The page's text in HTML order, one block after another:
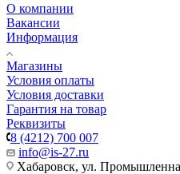
О компании
Вакансии
Информация
Магазины
Условия оплаты
Условия доставки
Гарантия на товар
Реквизиты
8 (4212) 700 007
info@is-27.ru
Хабаровск, ул.